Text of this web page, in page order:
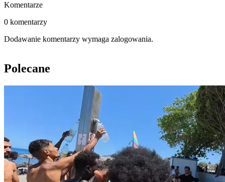
Komentarze
0 komentarzy
Dodawanie komentarzy wymaga zalogowania.
Polecane